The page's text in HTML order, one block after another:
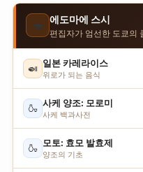
🍣 에도마에 스시
편집자가 엄선한 도쿄의
🍛 일본 카레라이스
위로가 되는 음식
🍶 사케 양조: 모로미
사케 백과사전
🍶 모토: 효모 발효제
양조의 기초